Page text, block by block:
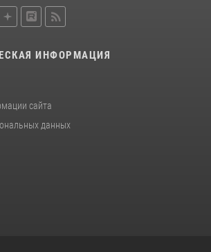
ИНФОРМАЦИЯ
сайта
данных